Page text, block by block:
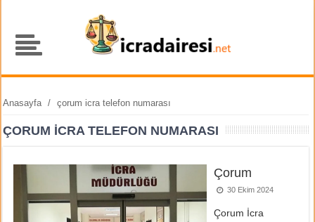
Anasayfa / çorum icra telefon numarası
ÇORUM ICRA TELEFON NUMARASI
Çorum
30 Ekim 2024
Çorum İcra